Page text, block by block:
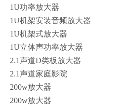
1U功率放大器
1U机架安装音频放大器
1U机架式放大器
1U立体声功率放大器
2.1声道D类​​板放大器
2.1声道家庭影院
200w放大器
200w放大器